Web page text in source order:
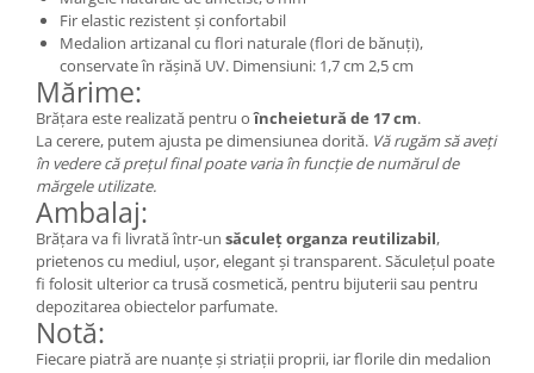
Brățară
Bijuterii fără metal
Brățară
Bijuterii - Alte
Suport bijuterii
Semn de carte
Accesorii
Produse personalizate (mărturii)
Produse zero waste
Săculeț de depozitare pentru pâine
Ambalaj cu ceară de albine pentru
Fir elastic rezistent și confortabil
Medalion artizanal cu flori naturale (flori de bănuți),
conservate în rășină UV. Dimensiuni: 1,7 cm 2,5 cm
Mărime:
Brățara este realizată pentru oîncheietură de 17 cm.
La cerere, putem ajusta pe dimensiunea dorită. Vă rugăm să aveți
în vedere că prețul final poate varia în funcție de numărul de
mărgele utilizate.
Ambalaj:
Brățara va fi livrată într-un săculeț organza reutilizabil,
prietenos cu mediul, ușor, elegant și transparent. Săculețul poate
fi folosit ulterior ca trusă cosmetică, pentru bijuterii sau pentru
depozitarea obiectelor parfumate.
Notă:
Fiecare piatră are nuanțe și striații proprii, iar florile din medalion